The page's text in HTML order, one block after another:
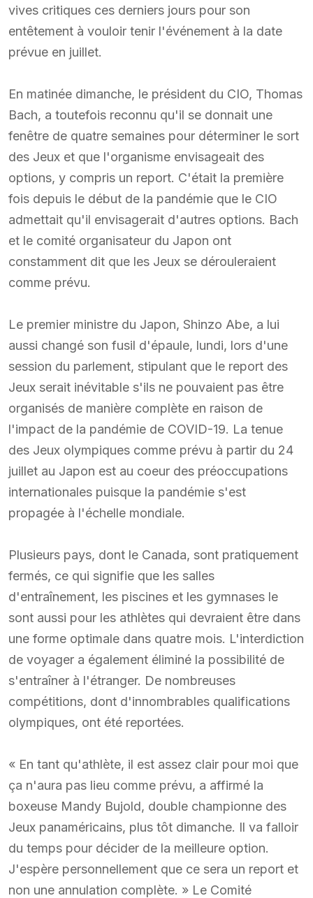
vives critiques ces derniers jours pour son
entêtement à vouloir tenir l'événement à la date
prévue en juillet.
En matinée dimanche, le président du CIO, Thomas
Bach, a toutefois reconnu qu'il se donnait une
fenêtre de quatre semaines pour déterminer le sort
des Jeux et que l'organisme envisageait des
options, y compris un report. C'était la première
fois depuis le début de la pandémie que le CIO
admettait qu'il envisagerait d'autres options. Bach
et le comité organisateur du Japon ont
constamment dit que les Jeux se dérouleraient
comme prévu.
Le premier ministre du Japon, Shinzo Abe, a lui
aussi changé son fusil d'épaule, lundi, lors d'une
session du parlement, stipulant que le report des
Jeux serait inévitable s'ils ne pouvaient pas être
organisés de manière complète en raison de
l'impact de la pandémie de COVID-19. La tenue
des Jeux olympiques comme prévu à partir du 24
juillet au Japon est au coeur des préoccupations
internationales puisque la pandémie s'est
propagée à l'échelle mondiale.
Plusieurs pays, dont le Canada, sont pratiquement
fermés, ce qui signifie que les salles
d'entraînement, les piscines et les gymnases le
sont aussi pour les athlètes qui devraient être dans
une forme optimale dans quatre mois. L'interdiction
de voyager a également éliminé la possibilité de
s'entraîner à l'étranger. De nombreuses
compétitions, dont d'innombrables qualifications
olympiques, ont été reportées.
« En tant qu'athlète, il est assez clair pour moi que
ça n'aura pas lieu comme prévu, a affirmé la
boxeuse Mandy Bujold, double championne des
Jeux panaméricains, plus tôt dimanche. Il va falloir
du temps pour décider de la meilleure option.
J'espère personnellement que ce sera un report et
non une annulation complète. » Le Comité